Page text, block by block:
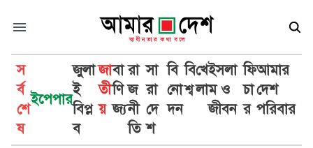
স
র্ব
শে
ষ
ইপেপার
জুলা
ই
বিপ্ল
ব
জা
তী
য়
বা
ণি
জ্য
রা
জ
নী
তি
সা
রা
দে
শ
বি
নো
দন
বি
শ্ব
খে
লা
ইসলা
ম ও
জীবন
ফি
চা
র
আমার
দেশ
পরিবার